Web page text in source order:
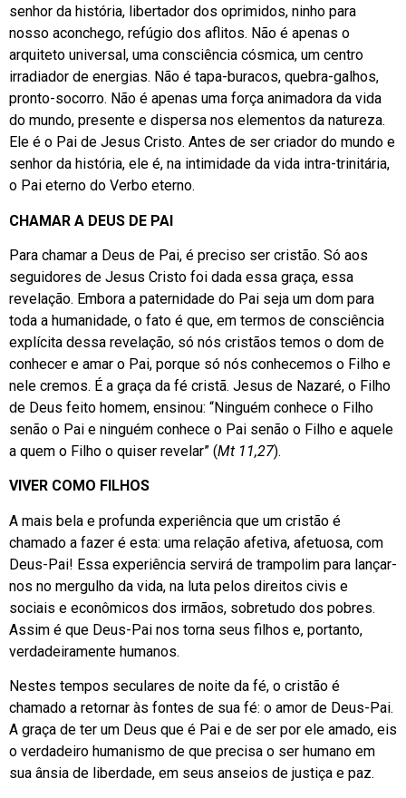
senhor da história, libertador dos oprimidos, ninho para
nosso aconchego, refúgio dos aflitos. Não é apenas o
arquiteto universal, uma consciência cósmica, um centro
irradiador de energias. Não é tapa-buracos, quebra-galhos,
pronto-socorro. Não é apenas uma força animadora da vida
do mundo, presente e dispersa nos elementos da natureza.
Ele é o Pai de Jesus Cristo. Antes de ser criador do mundo e
senhor da história, ele é, na intimidade da vida intra-trinitária,
o Pai eterno do Verbo eterno.
CHAMAR A DEUS DE PAI
Para chamar a Deus de Pai, é preciso ser cristão. Só aos
seguidores de Jesus Cristo foi dada essa graça, essa
revelação. Embora a paternidade do Pai seja um dom para
toda a humanidade, o fato é que, em termos de consciência
explícita dessa revelação, só nós cristãos temos o dom de
conhecer e amar o Pai, porque só nós conhecemos o Filho e
nele cremos. É a graça da fé cristã. Jesus de Nazaré, o Filho
de Deus feito homem, ensinou: “Ninguém conhece o Filho
senão o Pai e ninguém conhece o Pai senão o Filho e aquele
a quem o Filho o quiser revelar” (Mt 11,27).
VIVER COMO FILHOS
A mais bela e profunda experiência que um cristão é
chamado a fazer é esta: uma relação afetiva, afetuosa, com
Deus-Pai! Essa experiência servirá de trampolim para lançar-
nos no mergulho da vida, na luta pelos direitos civis e
sociais e econômicos dos irmãos, sobretudo dos pobres.
Assim é que Deus-Pai nos torna seus filhos e, portanto,
verdadeiramente humanos.
Nestes tempos seculares de noite da fé, o cristão é
chamado a retornar às fontes de sua fé: o amor de Deus-Pai.
A graça de ter um Deus que é Pai e de ser por ele amado, eis
o verdadeiro humanismo de que precisa o ser humano em
sua ânsia de liberdade, em seus anseios de justiça e paz.